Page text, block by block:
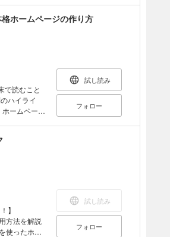
の現状を踏
を全面刷新
」を伝える
がわかる ・
とができる
か？」とい
年で新たな
さえておか
れを応用す
の
制作に入る
HTML＆
6 リン
ページを
12 実践
ホームページの作り方
で読むこと
ハイライ
ミナーな
がら丁寧に
順解説に沿
心です。
」や運用面
試し読み
フォロー
】
方法を解説
使ったホー
試し読み
フォロー